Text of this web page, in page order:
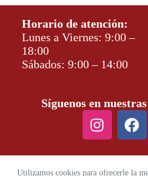
Utilizamos cookies para ofrecerle la
Horario de atención:
Lunes a Viernes: 9:00 –
18:00
Sábados: 9:00 – 14:00
Síguenos en